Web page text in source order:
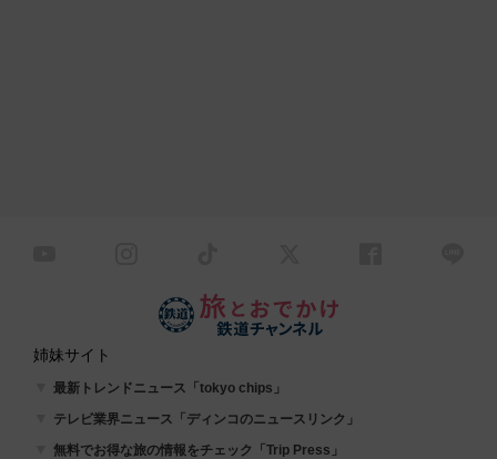
姉妹サイト
最新トレンドニュース「tokyo chips」
テレビ業界ニュース「ディンコのニュースリンク」
無料でお得な旅の情報をチェック「Trip Press」